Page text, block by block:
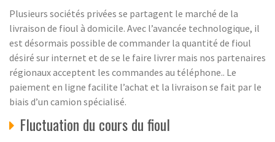
Plusieurs sociétés privées se partagent le marché de la
livraison de fioul à domicile. Avec l’avancée technologique, il
est désormais possible de commander la quantité de fioul
désiré sur internet et de se le faire livrer mais nos partenaires
régionaux acceptent les commandes au téléphone.. Le
paiement en ligne facilite l’achat et la livraison se fait par le
biais d’un camion spécialisé.
Fluctuation du cours du fioul